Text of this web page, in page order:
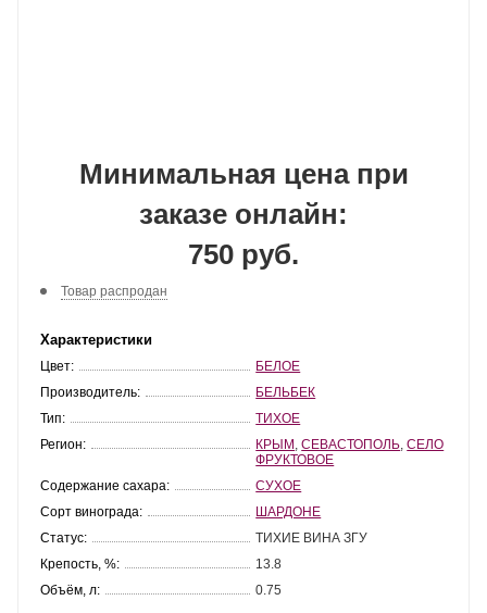
Минимальная цена при
заказе онлайн:
750 руб.
Товар распродан
Характеристики
Цвет:
БЕЛОЕ
Производитель:
БЕЛЬБЕК
Тип:
ТИХОЕ
Регион:
КРЫМ ,СЕВАСТОПОЛЬ ,СЕЛО
ФРУКТОВОЕ
Содержание сахара:
СУХОЕ
Сорт винограда:
ШАРДОНЕ
Статус:
ТИХИЕ ВИНА ЗГУ
Крепость, %:
13.8
Объём, л:
0.75